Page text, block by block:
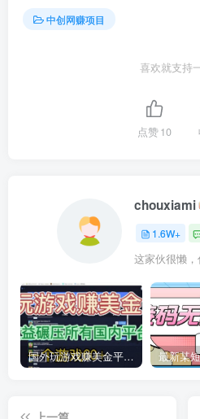
中创网赚项目
喜欢就支持
点赞10
chouxiami
1.6W+
这家伙很懒
国外玩游戏赚美金平台，一个游戏60+，收益碾压国内所有平台